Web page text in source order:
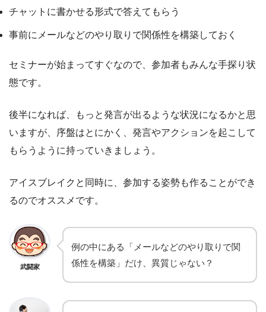
チャットに書かせる形式で答えてもらう
事前にメールなどのやり取りで関係性を構築しておく
セミナーが始まってすぐなので、参加者もみんな手探り状
態です。
後半になれば、もっと発言が出るような状況になるかと思
いますが、序盤はとにかく、発言やアクションを起こして
もらうように持っていきましょう。
アイスブレイクと同時に、参加する姿勢も作ることができ
るのでオススメです。
武闘家
例の中にある「メールなどのやり取りで関
係性を構築」だけ、異質じゃない？